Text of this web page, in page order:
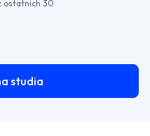
ostatnich 30
studia